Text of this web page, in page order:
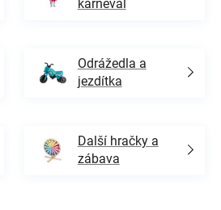
karneval
Odrážedla a
jezdítka
Další hračky a
zábava